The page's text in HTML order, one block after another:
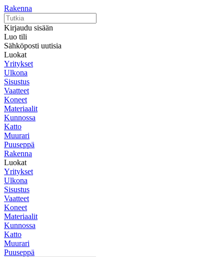
Rakenna
Kirjaudu sisään
Luo tili
Sähköposti uutisia
Luokat
Yritykset
Ulkona
Sisustus
Vaatteet
Koneet
Materiaalit
Kunnossa
Katto
Muurari
Puuseppä
Rakenna
Luokat
Yritykset
Ulkona
Sisustus
Vaatteet
Koneet
Materiaalit
Kunnossa
Katto
Muurari
Puuseppä